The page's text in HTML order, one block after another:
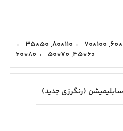
,
100*70 ← 110*80
,
50*35 ←
60*45
,
70*50 ← 80*60
سابلیمیشن (رنگرزی جدید)